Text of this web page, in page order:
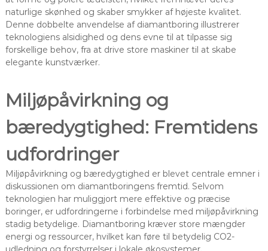
naturlige skønhed og skaber smykker af højeste kvalitet.
Denne dobbelte anvendelse af diamantboring illustrerer
teknologiens alsidighed og dens evne til at tilpasse sig
forskellige behov, fra at drive store maskiner til at skabe
elegante kunstværker.
Miljøpåvirkning og
bæredygtighed: Fremtidens
udfordringer
Miljøpåvirkning og bæredygtighed er blevet centrale emner i
diskussionen om diamantboringens fremtid. Selvom
teknologien har muliggjort mere effektive og præcise
boringer, er udfordringerne i forbindelse med miljøpåvirkning
stadig betydelige. Diamantboring kræver store mængder
energi og ressourcer, hvilket kan føre til betydelig CO2-